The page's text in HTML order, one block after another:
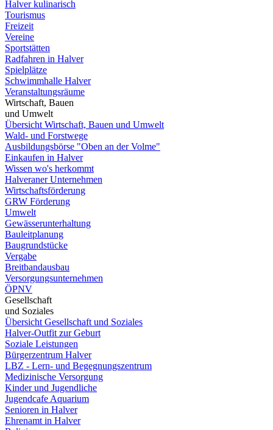
Halver kulinarisch
Tourismus
Freizeit
Vereine
Sportstätten
Radfahren in Halver
Spielplätze
Schwimmhalle Halver
Veranstaltungsräume
Wirtschaft, Bauen
und Umwelt
Übersicht Wirtschaft, Bauen und Umwelt
Wald- und Forstwege
Ausbildungsbörse "Oben an der Volme"
Einkaufen in Halver
Wissen wo's herkommt
Halveraner Unternehmen
Wirtschaftsförderung
GRW Förderung
Umwelt
Gewässerunterhaltung
Bauleitplanung
Baugrundstücke
Vergabe
Breitbandausbau
Versorgungsunternehmen
ÖPNV
Gesellschaft
und Soziales
Übersicht Gesellschaft und Soziales
Halver-Outfit zur Geburt
Soziale Leistungen
Bürgerzentrum Halver
LBZ - Lern- und Begegnungszentrum
Medizinische Versorgung
Kinder und Jugendliche
Jugendcafe Aquarium
Senioren in Halver
Ehrenamt in Halver